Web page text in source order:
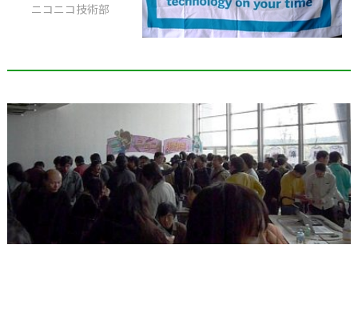
厚銅基板（大電流基板）
デリバリーゼロ
（出荷日当日お届けサービス）
事前データチェック
gene（センサモジュール）
パネルdeボード（基板設計）
基板カレンダー（ノベルティ製作）
基板回収リサイクルサポート
お問い合わせフォーム
納期遵守率
ニコニコ技術部